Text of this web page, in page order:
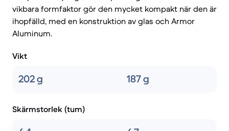
vikbara formfaktor gör den mycket kompakt när den är
ihopfälld, med en konstruktion av glas och Armor
Aluminum.
Vikt
202 g 187 g
Skärmstorlek (tum)